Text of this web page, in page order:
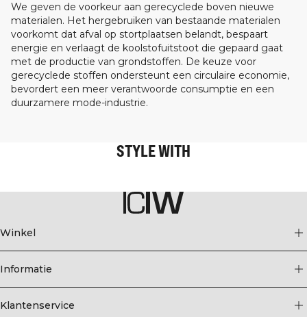
We geven de voorkeur aan gerecyclede boven nieuwe
materialen. Het hergebruiken van bestaande materialen
voorkomt dat afval op stortplaatsen belandt, bespaart
energie en verlaagt de koolstofuitstoot die gepaard gaat
met de productie van grondstoffen. De keuze voor
gerecyclede stoffen ondersteunt een circulaire economie,
bevordert een meer verantwoorde consumptie en een
duurzamere mode-industrie.
STYLE WITH
Winkel
Informatie
Klantenservice